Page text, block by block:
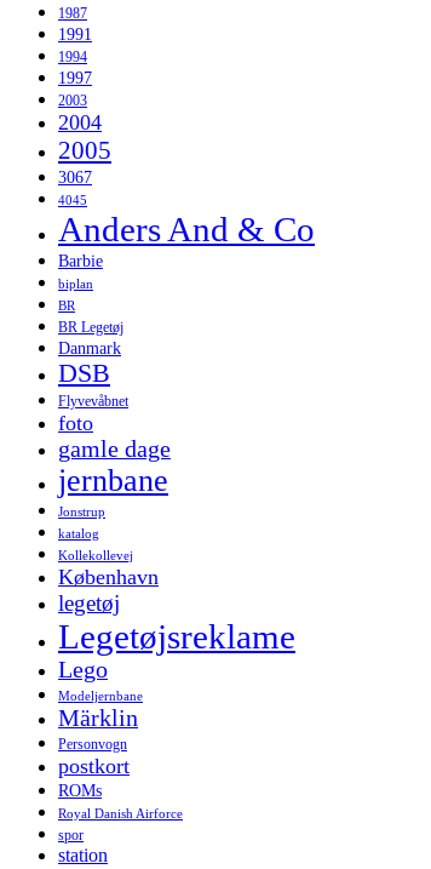
1987
1991
1994
1997
2003
2004
2005
3067
4045
Anders And & Co
Barbie
biplan
BR
BR Legetøj
Danmark
DSB
Flyvevåbnet
foto
gamle dage
jernbane
Jonstrup
katalog
Kollekollevej
København
legetøj
Legetøjsreklame
Lego
Modeljernbane
Märklin
Personvogn
postkort
ROMs
Royal Danish Airforce
spor
station